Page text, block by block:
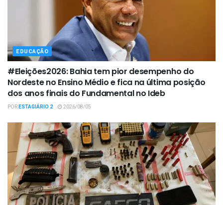
EDUCAÇÃO
#Eleições2026: Bahia tem pior desempenho do
Nordeste no Ensino Médio e fica na última posição
dos anos finais do Fundamental no Ideb
PORESTAGIÁRIO 2 2026/08/05